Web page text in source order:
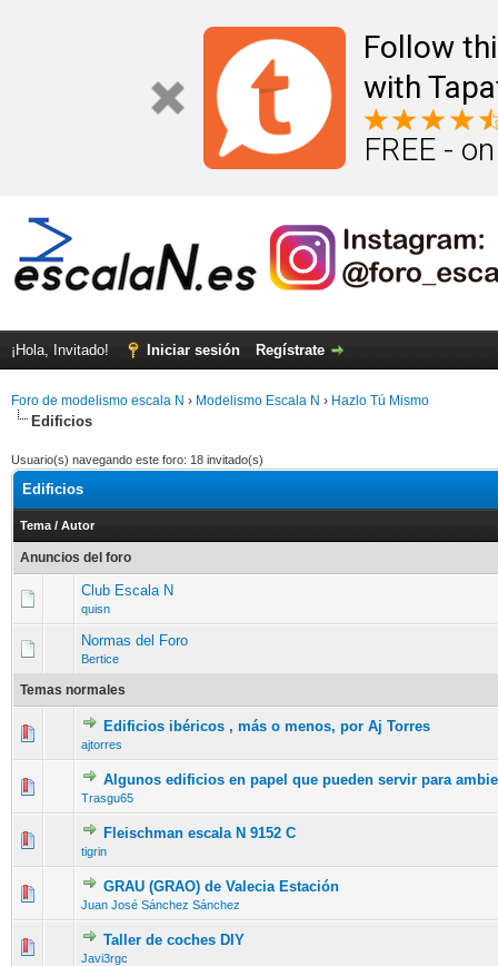
Follow
with
FREE -
¡Hola, Invitado! Iniciar sesión Regístrate
Foro de modelismo escala N › Modelismo Escala N › Hazlo Tú Mismo
Edificios
Usuario(s) navegando este foro: 18 invitado(s)
Edificios
Tema / Autor
Anuncios del foro
Club Escala N
quisn
Normas del Foro
Bertice
Temas normales
Edificios ibéricos , más o menos, por Aj Torres
ajtorres
Algunos edificios en papel que pueden servir para
Trasgu65
Fleischman escala N 9152 C
tigrin
GRAU (GRAO) de Valecia Estación
Juan José Sánchez Sánchez
Taller de coches DIY
Javi3rgc